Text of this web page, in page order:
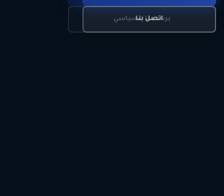
برنامجنا السياسي
اتصل بنا